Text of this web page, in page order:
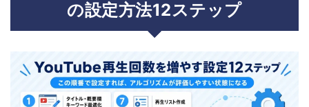
の設定方法12ステップ